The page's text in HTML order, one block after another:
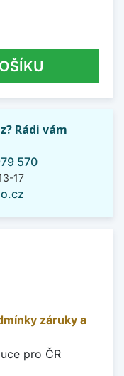
Rádi vám
570
17
záruky a
pro ČR